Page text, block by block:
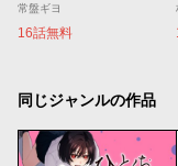
常盤ギヨ
16話無料
同じジャンルの作品